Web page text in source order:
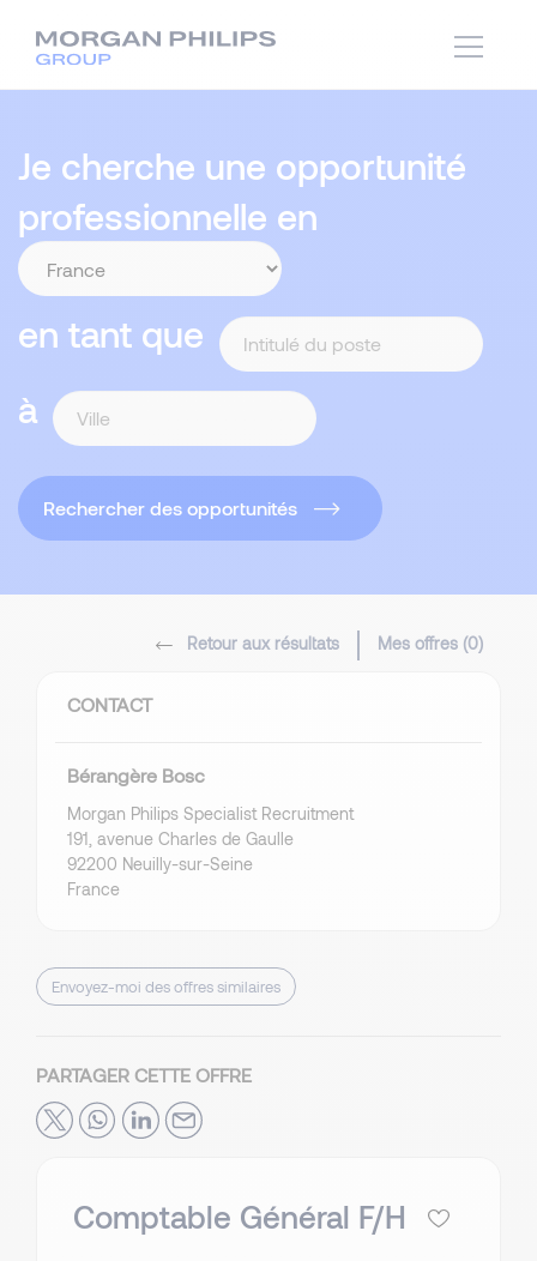
Je cherche une opportunité
professionnelle en
en tant que
à
Rechercher des opportunités
Retour aux résultats Mes offres (0)
CONTACT
Bérangère Bosc
Morgan Philips Specialist Recruitment
191, avenue Charles de Gaulle
92200 Neuilly-sur-Seine
France
Envoyez-moi des offres similaires
PARTAGER CETTE OFFRE
Comptable Général F/H